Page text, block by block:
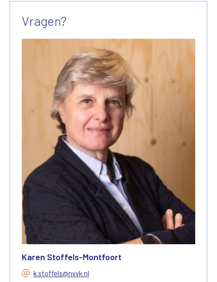
Vragen?
Karen Stoffels-Montfoort
k.stoffels@nvvk.nl